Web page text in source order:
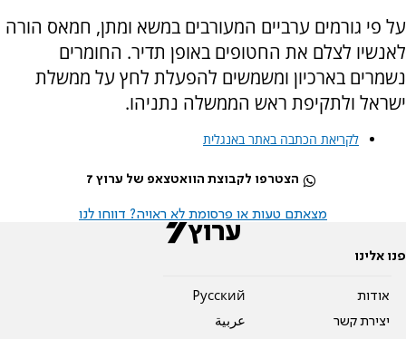
על פי גורמים ערביים המעורבים במשא ומתן, חמאס הורה
לאנשיו לצלם את החטופים באופן תדיר. החומרים
נשמרים בארכיון ומשמשים להפעלת לחץ על ממשלת
ישראל ולתקיפת ראש הממשלה נתניהו.
לקריאת הכתבה באתר באנגלית
הצטרפו לקבוצת הוואטצאפ של ערוץ 7
מצאתם טעות או פרסומת לא ראויה? דווחו לנו
פנו אלינו
אודות
יצירת קשר
Pусский
عربية